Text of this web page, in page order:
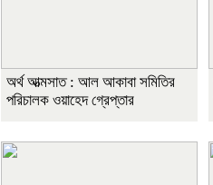
অর্থ আত্মসাত : আল আকাবা সমিতির
পরিচালক ওয়াহেদ গ্রেপ্তার